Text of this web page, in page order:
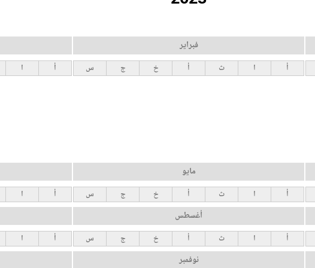
فبراير
أ ا ث أ خ ج س أ ا
مايو
أ ا ث أ خ ج س أ ا
أغسطس
أ ا ث أ خ ج س أ ا
نوفمبر